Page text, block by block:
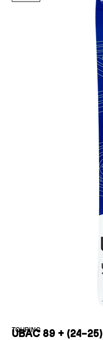
TOURING
UBAC 89 + (24–25)